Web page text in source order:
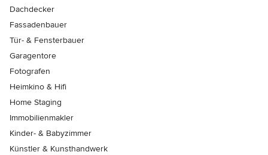
Dachdecker
Fassadenbauer
Tür- & Fensterbauer
Garagentore
Fotografen
Heimkino & Hifi
Home Staging
Immobilienmakler
Kinder- & Babyzimmer
Künstler & Kunsthandwerk